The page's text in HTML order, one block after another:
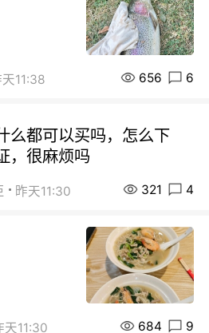
天11:38 656 6
么都可以买吗，怎么下
，很麻烦吗
昨天11:30 321 4
天11:30 684 9